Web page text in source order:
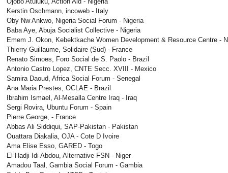
Kerstin Oschmann, incoweb - Italy
Oby Nw Ankwo, Nigeria Social Forum - Nigeria
Baba Aye, Abuja Socialist Collective - Nigeria
Emem J. Okon, Kebektkache Women Development & Resource Centre -
Thierry Guillaume, Solidaire (Sud) - France
Renato Simoes, Foro Social de S. Paolo - Brazil
Antonio Castro Lopez, CNTE Secc. XVIII - Mexico
Samira Daoud, Africa Social Forum - Senegal
Ana Maria Prestes, OCLAE - Brazil
Ibrahim Ismael, Al-Mesalla Centre Iraq - Iraq
Sergi Rovira, Ubuntu Forum - Spain
Pierre George, - France
Abbas Ali Siddiqui, SAP-Pakistan - Pakistan
Ouattara Diakalia, OJA - Cote D Ivoire
Ama Elise Esso, GARED - Togo
El Hadji Idi Abdou, Alternative-FSN - Niger
Amadou Taal, Gambia Social Forum - Gambia